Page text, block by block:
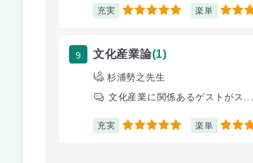
充実 5 楽単 4
9 文化産業論(1)
杉浦勢之先生
文化産業に関係あるゲストがス...
充実 5 楽単 5